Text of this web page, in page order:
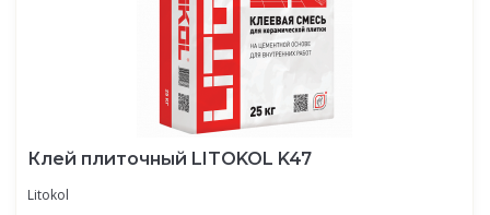
Клей плиточный LITOKOL K47
Litokol